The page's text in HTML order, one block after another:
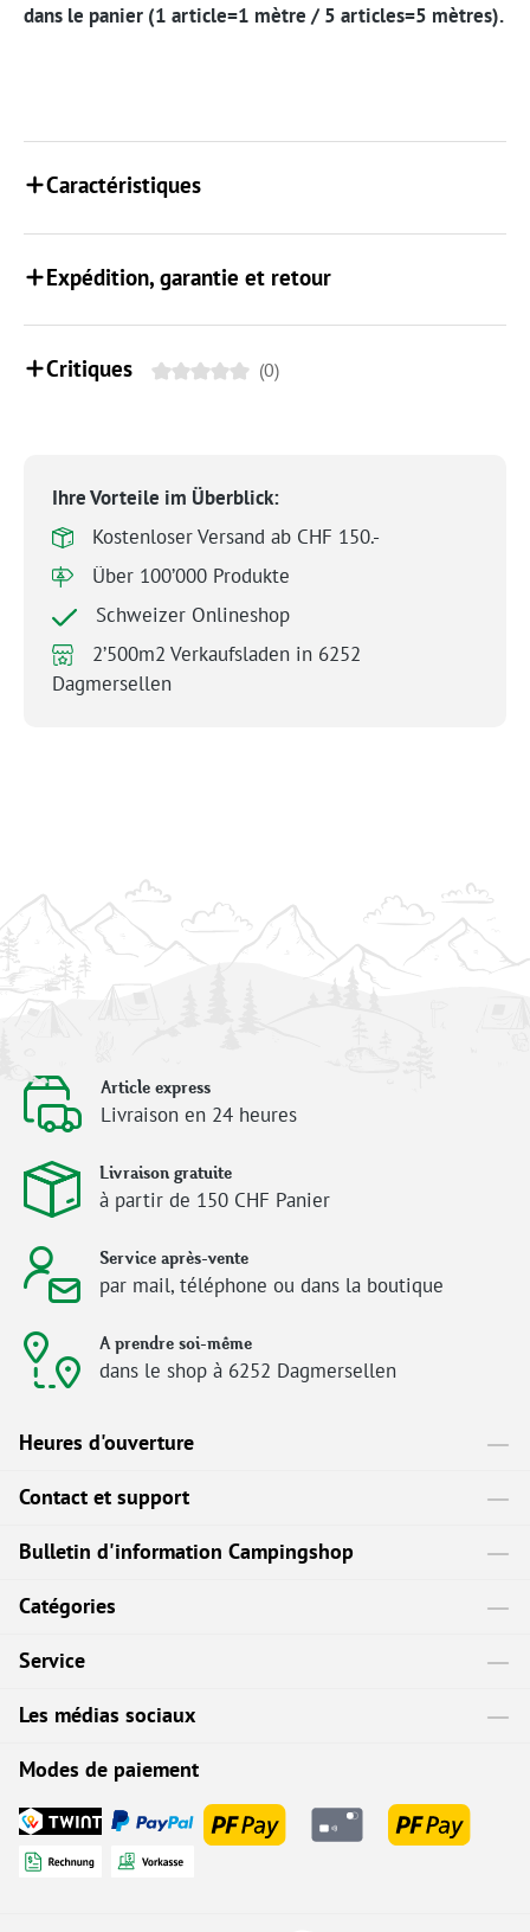
dans le panier (1 article=1 mètre / 5 articles=5 mètres).
Caractéristiques
Expédition, garantie et retour
Critiques (0)
Ihre Vorteile im Überblick:
Kostenloser Versand ab CHF 150.-
Über 100’000 Produkte
Schweizer Onlineshop
2’500m2 Verkaufsladen in 6252
Dagmersellen
Article express
Livraison en 24 heures
Livraison gratuite
à partir de 150 CHF Panier
Service après-vente
par mail, téléphone ou dans la boutique
A prendre soi-même
dans le shop à 6252 Dagmersellen
Heures d'ouverture
Contact et support
Bulletin d'information Campingshop
Catégories
Service
Les médias sociaux
Modes de paiement